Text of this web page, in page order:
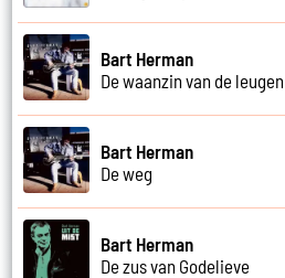
Bart Herman
De waanzin van de leugen
Bart Herman
De weg
Bart Herman
De zus van Godelieve